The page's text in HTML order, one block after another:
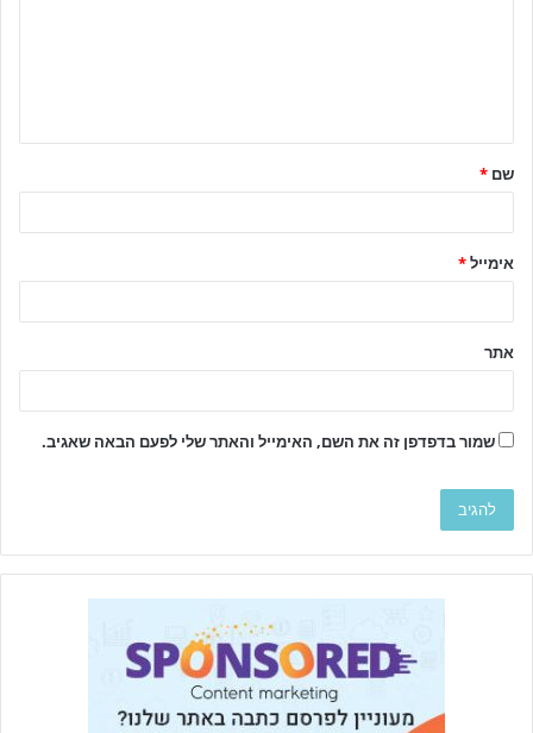
שם *
אימייל*
אתר
שמור בדפדפן זה את השם, האימייל והאתר שלי לפעם הבאה שאגיב.